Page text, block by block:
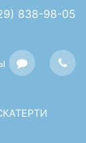
838-98-05